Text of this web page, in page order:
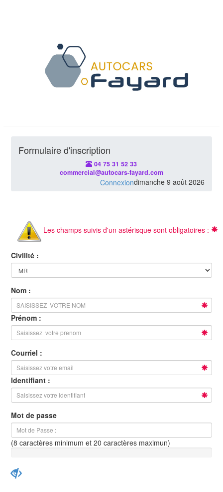
Formulaire d'inscription
04 75 31 52 33
commercial@autocars-fayard.com
dimanche 9 août 2026
Connexion
Les champs suivis d'un astérisque sont obligatoires :
Civilité :
Nom :
Prénom :
Courriel :
Identifiant :
Mot de passe
(8 caractères minimum et 20 caractères maximun)